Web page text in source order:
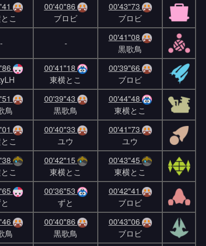
こ
00'40"86
ブロビ
00'43"73
ブロビ
- -
00'41"08
黒歌鳥
00'41"18
東横とこ
00'39"66
ブロビ
鳥
00'39"43
黒歌鳥
00'44"48
東横とこ
こ
00'40"33
ユウ
00'41"73
ユウ
こ
00'42"15
東横とこ
00'43"45
東横とこ
00'36"53
ずと
00'42"41
ブロビ
鳥
00'40"86
黒歌鳥
00'43"06
ブロビ